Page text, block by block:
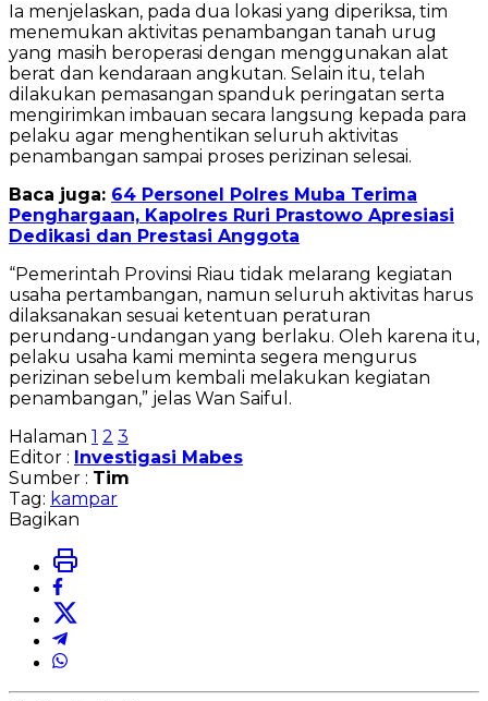
Ia menjelaskan, pada dua lokasi yang diperiksa, tim
menemukan aktivitas penambangan tanah urug
yang masih beroperasi dengan menggunakan alat
berat dan kendaraan angkutan. Selain itu, telah
dilakukan pemasangan spanduk peringatan serta
mengirimkan imbauan secara langsung kepada para
pelaku agar menghentikan seluruh aktivitas
penambangan sampai proses perizinan selesai.
Baca juga: 64 Personel Polres Muba Terima
Penghargaan, Kapolres Ruri Prastowo Apresiasi
Dedikasi dan Prestasi Anggota
“Pemerintah Provinsi Riau tidak melarang kegiatan
usaha pertambangan, namun seluruh aktivitas harus
dilaksanakan sesuai ketentuan peraturan
perundang-undangan yang berlaku. Oleh karena itu,
pelaku usaha kami meminta segera mengurus
perizinan sebelum kembali melakukan kegiatan
penambangan,” jelas Wan Saiful.
Halaman 1 2 3
Editor : Investigasi Mabes
Sumber : Tim
Tag: kampar
Bagikan